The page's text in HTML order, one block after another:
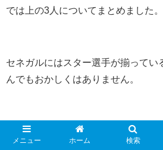
では上の3人についてまとめました。
セネガルにはスター選手が揃ってい
んでもおかしくはありません。
日本がどのように対応するのか楽し
メニュー ホーム 検索